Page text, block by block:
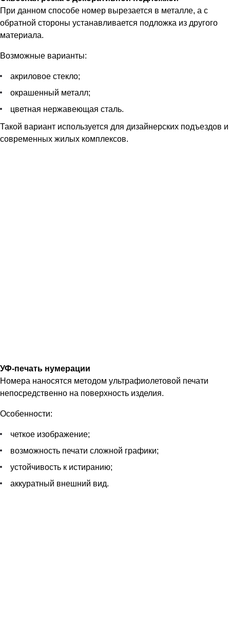
При данном способе номер вырезается в металле, а с
обратной стороны устанавливается подложка из другого
материала.
Возможные варианты:
акриловое стекло;
окрашенный металл;
цветная нержавеющая сталь.
Такой вариант используется для дизайнерских подъездов и
современных жилых комплексов.
УФ-печать нумерации
Номера наносятся методом ультрафиолетовой печати
непосредственно на поверхность изделия.
Особенности:
четкое изображение;
возможность печати сложной графики;
устойчивость к истиранию;
аккуратный внешний вид.